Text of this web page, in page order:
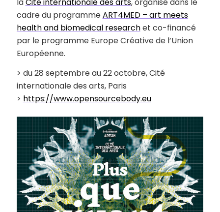
laCité internationale des arts, organisé dans le
cadre du programmeART4MED – art meets
health and biomedical researchet co-financé
par le programme Europe Créative de l’Union
Européenne.
> du 28 septembre au 22 octobre, Cité
internationale des arts, Paris
> https://www.opensourcebody.eu